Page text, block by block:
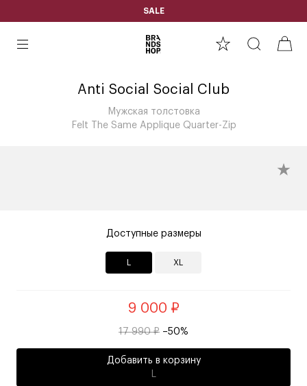
SALE
Anti Social Social Club
Мужская толстовка
Felt The Same Applique Quarter-Zip
Доступные размеры
XL
9 000 ₽
17 990 ₽ –50%
Добавить в корзину
L